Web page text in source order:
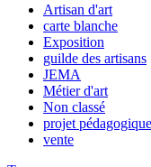
Artisan d'art
carte blanche
Exposition
guilde des artisans
JEMA
Métier d'art
Non classé
projet pédagogique
vente